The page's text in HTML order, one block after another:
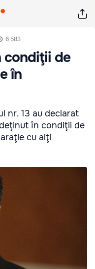
6 583
condiţii de
în
nr. 13 au declarat
în condiţii de
cu alţi